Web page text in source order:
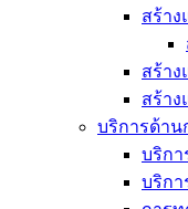
สร้า
สร้า
สร้า
บริการด้า
บริก
บริก